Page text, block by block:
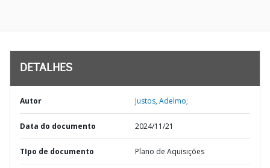
DETALHES
Autor Justos, Adelmo;
Data do documento 2024/11/21
TIpo de documento Plano de Aquisições